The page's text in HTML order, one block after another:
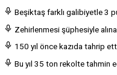
Beşiktaş farklı galibiyetle 3
Zehirlenmesi şüphesiyle
150 yıl önce kazıda tahrip
Bu yıl 35 ton rekolte tahmin